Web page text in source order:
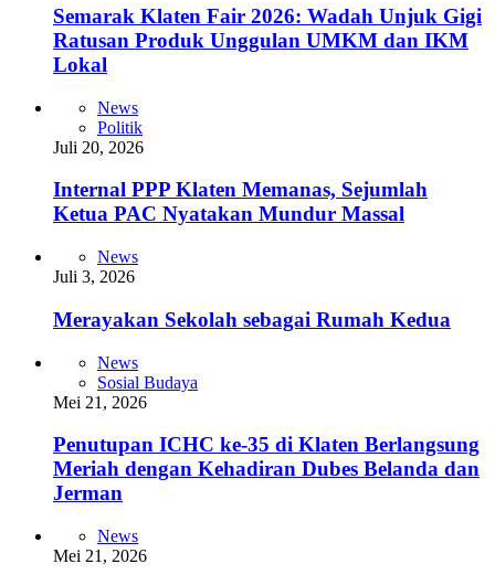
Semarak Klaten Fair 2026: Wadah Unjuk Gigi
Ratusan Produk Unggulan UMKM dan IKM
Lokal
News
Politik
Juli 20, 2026
Internal PPP Klaten Memanas, Sejumlah
Ketua PAC Nyatakan Mundur Massal
News
Juli 3, 2026
Merayakan Sekolah sebagai Rumah Kedua
News
Sosial Budaya
Mei 21, 2026
Penutupan ICHC ke-35 di Klaten Berlangsung
Meriah dengan Kehadiran Dubes Belanda dan
Jerman
News
Mei 21, 2026